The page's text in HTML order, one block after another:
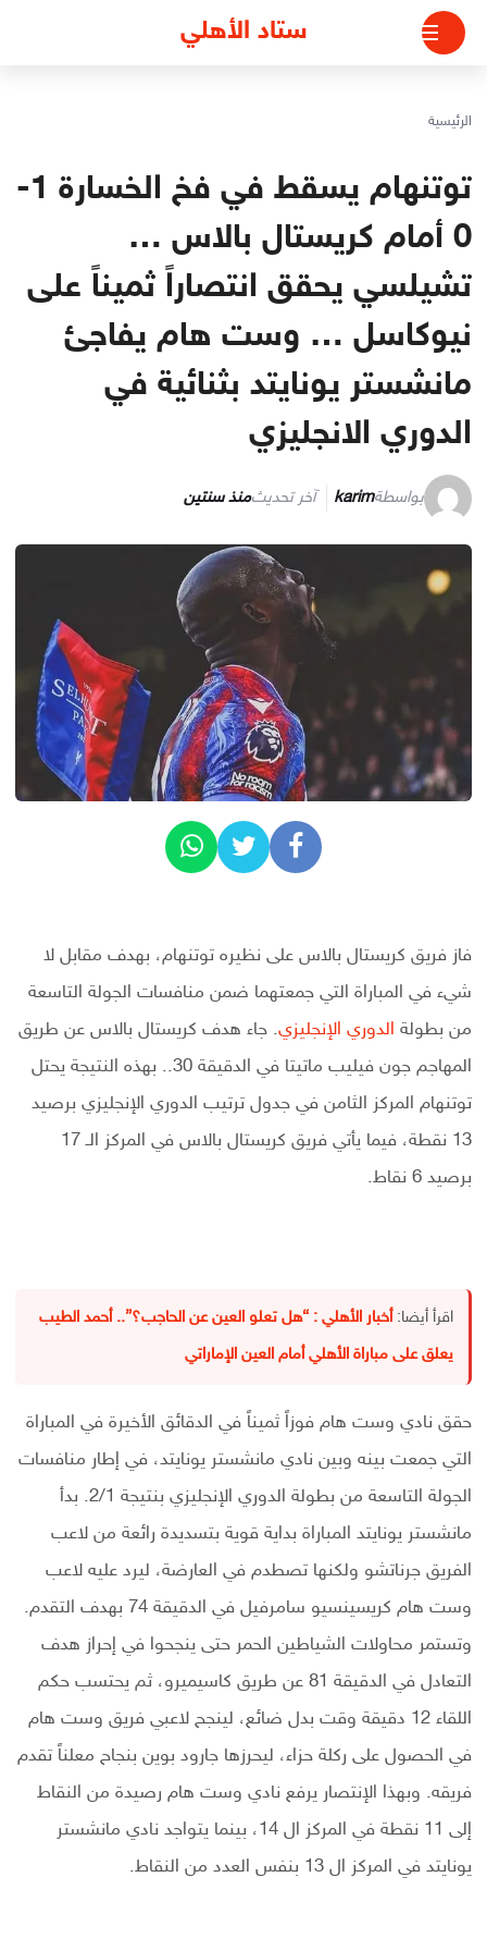
التجاوز
المحتوى
ستاد الأهلي
الرئيسية
توتنهام يسقط في فخ الخسارة 1-
0 أمام كريستال بالاس …
تشيلسي يحقق انتصاراً ثميناً على
نيوكاسل … وست هام يفاجئ
مانشستر يونايتد بثنائية في
الدوري الانجليزي
بواسطةkarim آخر تحديثمنذ سنتين
فاز فريق كريستال بالاس على نظيره توتنهام، بهدف مقابل لا
شيء في المباراة التي جمعتهما ضمن منافسات الجولة التاسعة
من بطولة الدوري الإنجليزي. جاء هدف كريستال بالاس عن طريق
المهاجم جون فيليب ماتيتا في الدقيقة 30.. بهذه النتيجة يحتل
توتنهام المركز الثامن في جدول ترتيب الدوري الإنجليزي برصيد
13 نقطة، فيما يأتي فريق كريستال بالاس في المركز الـ 17
برصيد 6 نقاط.
اقرأ أيضا: أخبار الأهلي : “هل تعلو العين عن الحاجب؟”.. أحمد الطيب
يعلق على مباراة الأهلي أمام العين الإماراتي
حقق نادي وست هام فوزاً ثميناً في الدقائق الأخيرة في المباراة
التي جمعت بينه وبين نادي مانشستر يونايتد، في إطار منافسات
الجولة التاسعة من بطولة الدوري الإنجليزي بنتيجة 2/1. بدأ
مانشستر يونايتد المباراة بداية قوية بتسديدة رائعة من لاعب
الفريق جرناتشو ولكنها تصطدم في العارضة، ليرد عليه لاعب
وست هام كريسينسيو سامرفيل في الدقيقة 74 بهدف التقدم.
وتستمر محاولات الشياطين الحمر حتى ينجحوا في إحراز هدف
التعادل في الدقيقة 81 عن طريق كاسيميرو، ثم يحتسب حكم
اللقاء 12 دقيقة وقت بدل ضائع، لينجح لاعبي فريق وست هام
في الحصول على ركلة حزاء، ليحرزها جارود بوين بنجاح معلناً تقدم
فريقه. وبهذا الإنتصار يرفع نادي وست هام رصيدة من النقاط
إلى 11 نقطة في المركز ال 14، بينما يتواجد نادي مانشستر
يونايتد في المركز ال 13 بنفس العدد من النقاط.